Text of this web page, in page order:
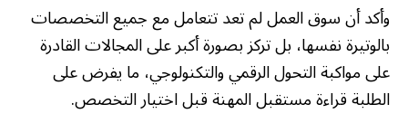
وأكد أن سوق العمل لم تعد تتعامل مع جميع التخصصات
بالوتيرة نفسها، بل تركز بصورة أكبر على المجالات القادرة
على مواكبة التحول الرقمي والتكنولوجي، ما يفرض على
الطلبة قراءة مستقبل المهنة قبل اختيار التخصص.